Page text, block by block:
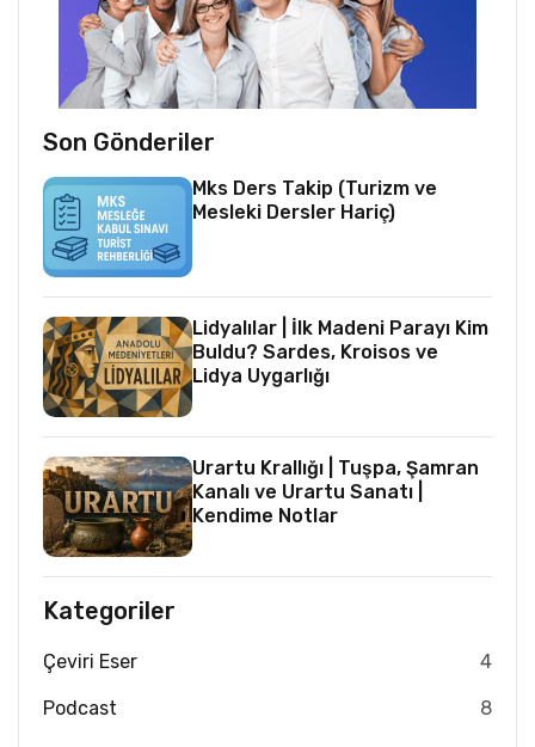
Son Gönderiler
Mks Ders Takip (Turizm ve
Mesleki Dersler Hariç)
Lidyalılar | İlk Madeni Parayı Kim
Buldu? Sardes, Kroisos ve
Lidya Uygarlığı
Urartu Krallığı | Tuşpa, Şamran
Kanalı ve Urartu Sanatı |
Kendime Notlar
Kategoriler
Çeviri Eser 4
Podcast 8